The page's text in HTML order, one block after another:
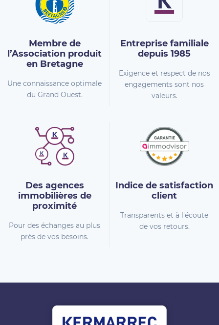
Membre de
l’Association produit
en Bretagne
Une connaissance optimale
du Grand Ouest.
Entreprise familiale
depuis 1985
Exigence et respect de nos
engagements sont nos
valeurs.
Des agences
immobilières de
proximité
Pour des échanges au plus
près de vos besoins.
Indice de satisfaction
client
Transparents et à l'écoute
de vos retours.